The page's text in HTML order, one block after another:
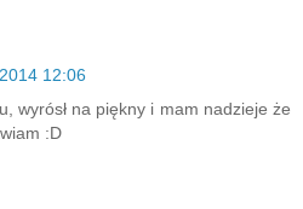
12:06
wyrósł na piękny i mam nadzieje że
:D